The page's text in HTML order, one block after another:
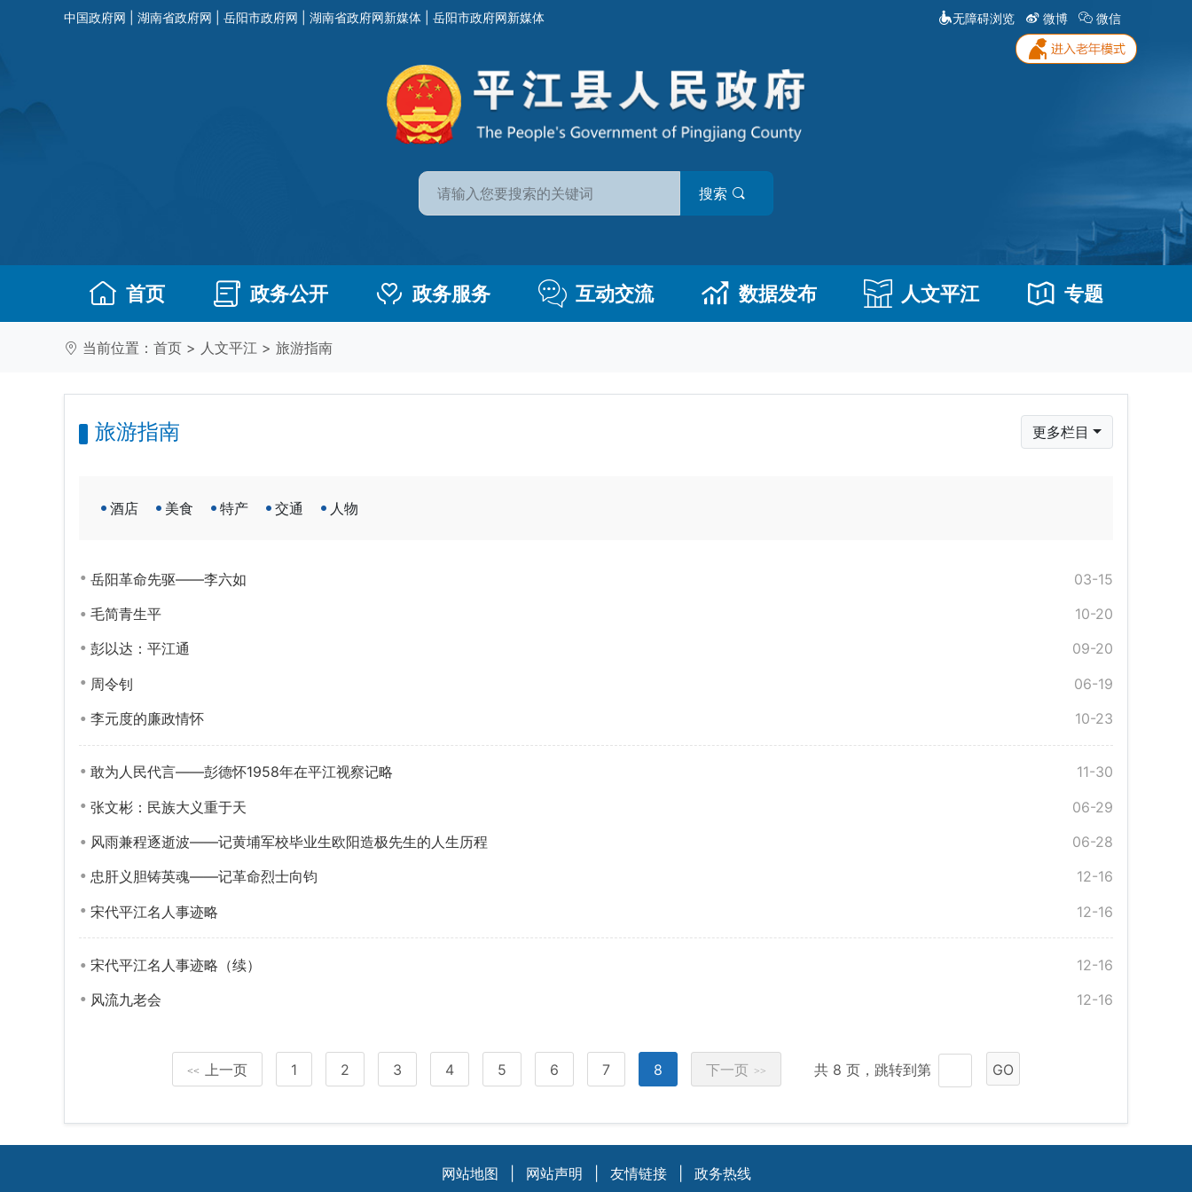
中国政府网 湖南省政府网 岳阳市政府网 湖南省政府网新媒体 岳阳市政府网新媒体 无障碍浏览 微博 微信
搜索
首页 政务公开 政务服务 互动交流 数据发布 人文平江 专题
当前位置： 首页 > 人文平江 > 旅游指南
旅游指南 更多栏目
酒店 美食 特产 交通 人物
03-15
岳阳革命先驱——李六如
10-20
毛简青生平
09-20
彭以达：平江通
06-19
周令钊
10-23
李元度的廉政情怀
11-30
敢为人民代言——彭德怀1958年在平江视察记略
06-29
张文彬：民族大义重于天
06-28
风雨兼程逐逝波——记黄埔军校毕业生欧阳造极先生的人生历程
12-16
忠肝义胆铸英魂——记革命烈士向钧
12-16
宋代平江名人事迹略
12-16
宋代平江名人事迹略（续）
12-16
风流九老会
<< 上一页 1 2 3 4 5 6 7 8 下一页 >> 共 8 页，跳转到第 GO
网站地图 网站声明 友情链接 政务热线